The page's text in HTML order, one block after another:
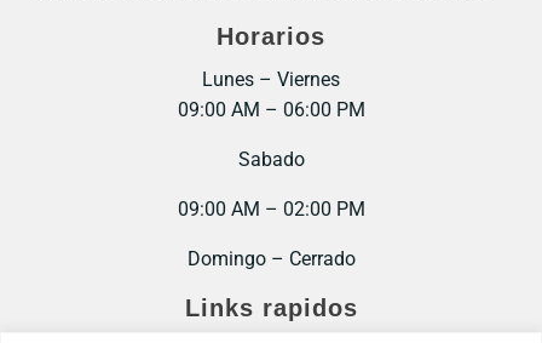
Horarios
Lunes – Viernes
09:00 AM – 06:00 PM
Sabado
09:00 AM – 02:00 PM
Domingo – Cerrado
Links rapidos